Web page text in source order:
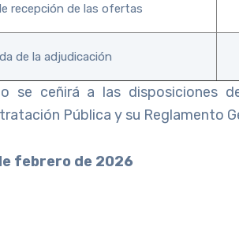
recepción de las ofertas
de la adjudicación
se ceñirá a las disposiciones
Pública y su Reglamento
febrero de 2026